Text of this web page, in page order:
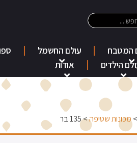
המטבח עולם החשמל
הילדים
אודות
>מכונות שטיפה> 135 בר